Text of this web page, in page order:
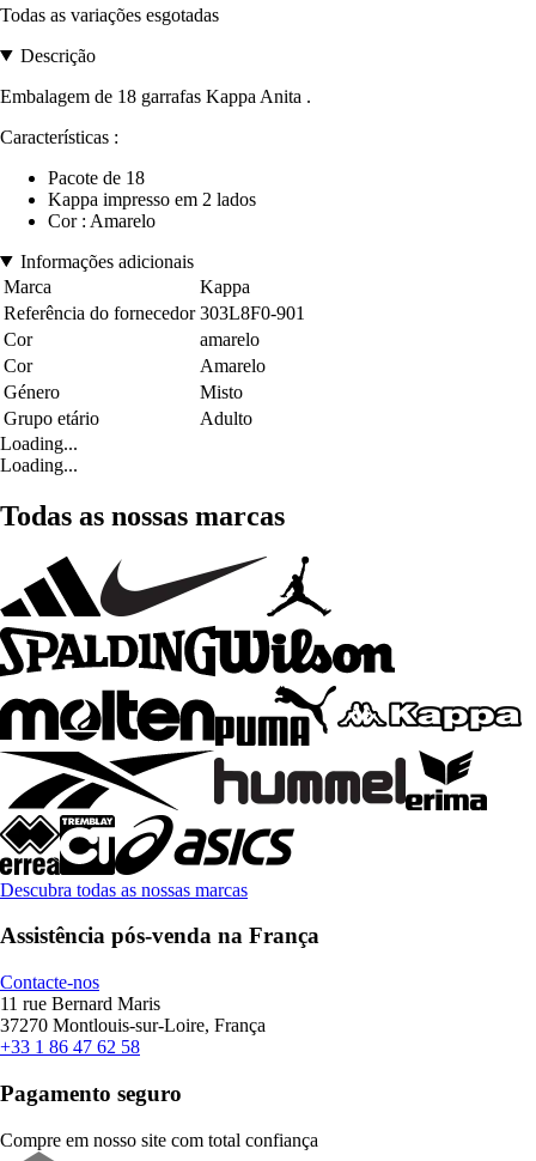
Todas as variações esgotadas
Descrição
Embalagem de 18 garrafas Kappa Anita .
Características :
Pacote de 18
Kappa impresso em 2 lados
Cor : Amarelo
Informações adicionais
Marca
Kappa
Referência do fornecedor 303L8F0-901
Cor
amarelo
Cor
Amarelo
Género
Misto
Grupo etário
Adulto
Loading...
Loading...
Todas as nossas marcas
Descubra todas as nossas marcas
Assistência pós-venda na França
Contacte-nos
11 rue Bernard Maris
37270 Montlouis-sur-Loire, França
+33 1 86 47 62 58
Pagamento seguro
Compre em nosso site com total confiança